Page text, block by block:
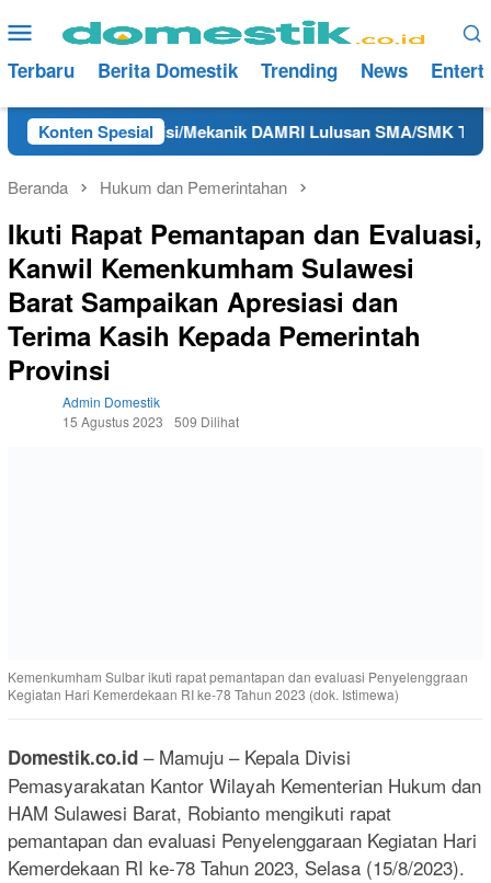
ke
konten
Menu
Mobile
Terbaru Berita Domestik Trending News
Konten Spesial
Vacancy Teknisi/Mekanik DAMRI Lulusan SMA/SMK Terdekat
Beranda Hukum dan Pemerintahan
Ikuti Rapat Pemantapan dan Evaluasi,
Kanwil Kemenkumham Sulawesi
Barat Sampaikan Apresiasi dan
Terima Kasih Kepada Pemerintah
Provinsi
Admin Domestik
15 Agustus 2023
509 Dilihat
Kemenkumham Sulbar ikuti rapat pemantapan dan evaluasi Penyelenggraan
Kegiatan Hari Kemerdekaan RI ke-78 Tahun 2023 (dok. Istimewa)
Domestik.co.id – Mamuju – Kepala Divisi
Pemasyarakatan Kantor Wilayah Kementerian Hukum dan
HAM Sulawesi Barat, Robianto mengikuti rapat
pemantapan dan evaluasi Penyelenggaraan Kegiatan Hari
Kemerdekaan RI ke-78 Tahun 2023, Selasa (15/8/2023).